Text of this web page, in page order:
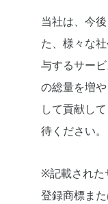
当社は、今
た、様々な
与するサー
の総量を増
して貢献し
待ください。
※記載された
登録商標また